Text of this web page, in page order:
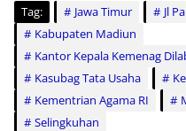
Tag: Jawa Timur
Jl
Kabupaten Madiun
Kantor Kepala Kemenag
Kasubag Tata Usaha
Kementrian Agama RI
Selingkuhan